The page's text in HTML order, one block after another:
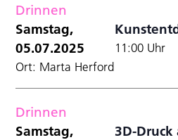
Drinnen
Samstag,
05.07.2025
11:00 Uhr
Ort: Marta Herford
Drinnen
Samstag,
3D-Druck